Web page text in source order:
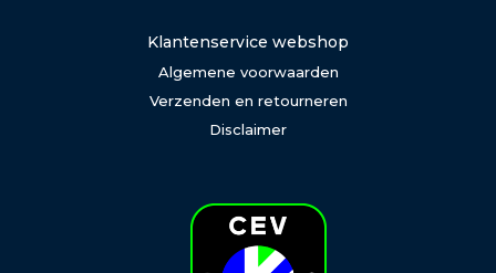
Klantenservice webshop
Algemene voorwaarden
Verzenden en retourneren
Disclaimer